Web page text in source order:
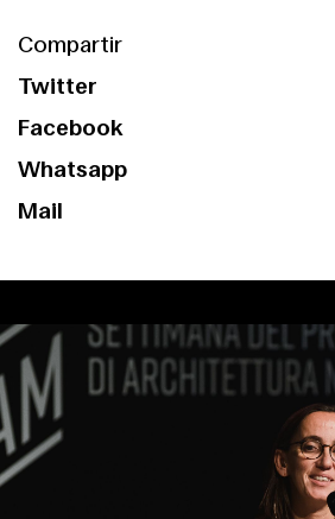
Compartir
Twitter
Facebook
Whatsapp
Mail